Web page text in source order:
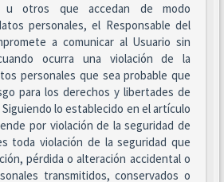
otros que accedan de modo
personales, el Responsable del
a comunicar al Usuario sin
ocurra una violación de la
personales que sea probable que
para los derechos y libertades de
lo establecido en el artículo
por violación de la seguridad de
toda violación de la seguridad que
pérdida o alteración accidental o
transmitidos, conservados o